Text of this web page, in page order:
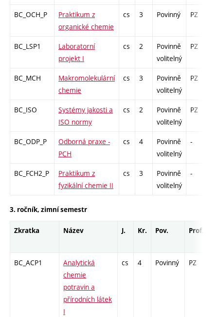
BC_OCH_P
Praktikum z
organické chemie
cs 3 Povinný PZ
BC_LSP1
Laboratorní
projekt I
cs 2
Povinně
volitelný
PZ
BC_MCH
Makromolekulární
chemie
cs 3
Povinně
volitelný
PZ
BC_ISO
Systémy jakosti a
ISO normy
cs 2
Povinně
volitelný
PZ
BC_ODP_P
Odborná praxe -
PCH
cs 4
Povinně
volitelný
-
BC_FCH2_P
Praktikum z
fyzikální chemie II
cs 3
Povinně
volitelný
-
3. ročník, zimní semestr
Zkratka Název J. Kr. Pov. Prof.
BC_ACP1
Analytická
chemie
potravin a
přírodních látek
I
cs 4 Povinný PZ